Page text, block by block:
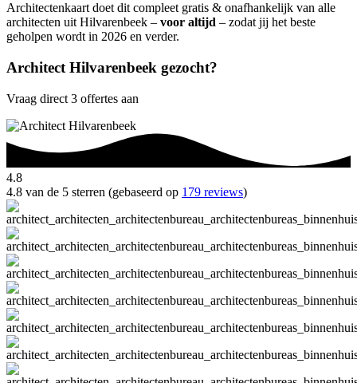
Architectenkaart doet dit compleet gratis & onafhankelijk van alle
architecten uit Hilvarenbeek – voor altijd – zodat jij het beste
geholpen wordt in 2026 en verder.
Architect Hilvarenbeek gezocht?
Vraag direct 3 offertes aan
4.8
4.8 van de 5 sterren (gebaseerd op 179 reviews)